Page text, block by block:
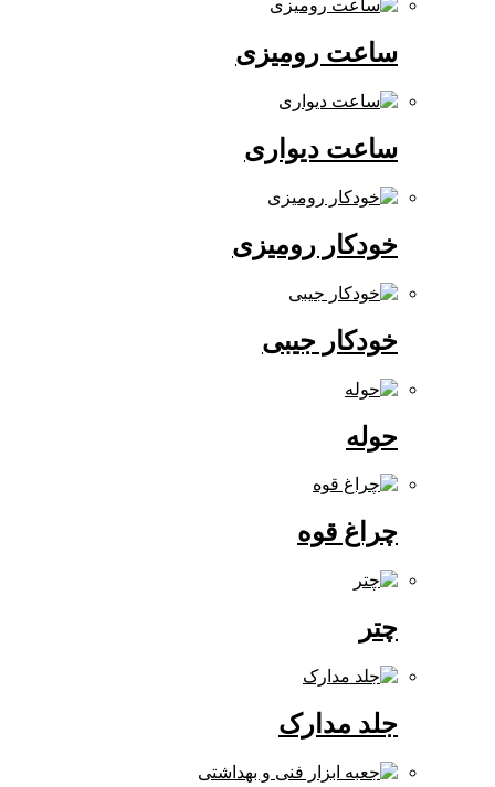
ساعت رومیزی
ساعت دیواری
خودکار رومیزی
خودکار جیبی
چراغ قوه
جلد مدارک